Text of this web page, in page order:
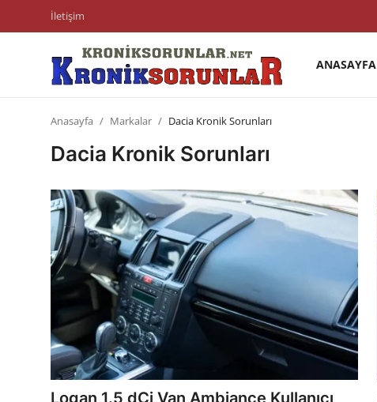
İletişim
ANASAYFA
Trafik & Cezalar
Sigorta & Kasko
Vergi & ÖTV & MTV
Muayene & Ruhsat
Sorgulamalar
İkinci El & Alım-Satım
Anasayfa Markalar Dacia Kronik Sorunları
Dacia Kronik Sorunları
Logan 1.5 dCi Van Ambiance Kullanıcı